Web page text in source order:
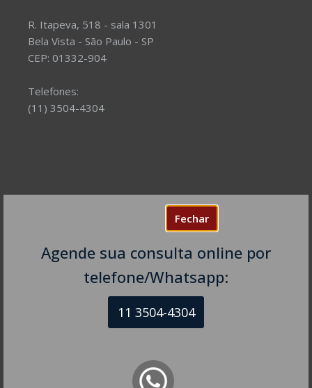
Fechar
Agende sua consulta online por
telefone/Whatsapp:
11 3504-4304
R. Itapeva, 518 - sala 1301
Bela Vista - São Paulo - SP
CEP: 01332-904
Telefones:
(11) 3504-4304
NEUROLOGISTA VITÓRIA – ES
Av. Américo Buaiz, 501 – Sala 109